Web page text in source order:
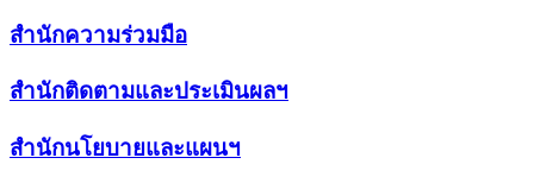
สำนักความร่วมมือ
สำนักติดตามและประเมินผลฯ
สำนักนโยบายและแผนฯ